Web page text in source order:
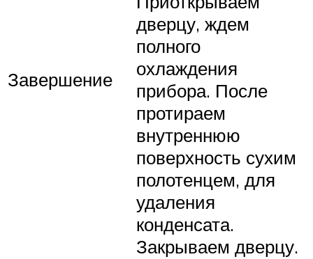
Завершение
дверцу, ждем
полного
охлаждения
прибора. После
протираем
внутреннюю
поверхность сухим
полотенцем, для
удаления
конденсата.
Закрываем дверцу.